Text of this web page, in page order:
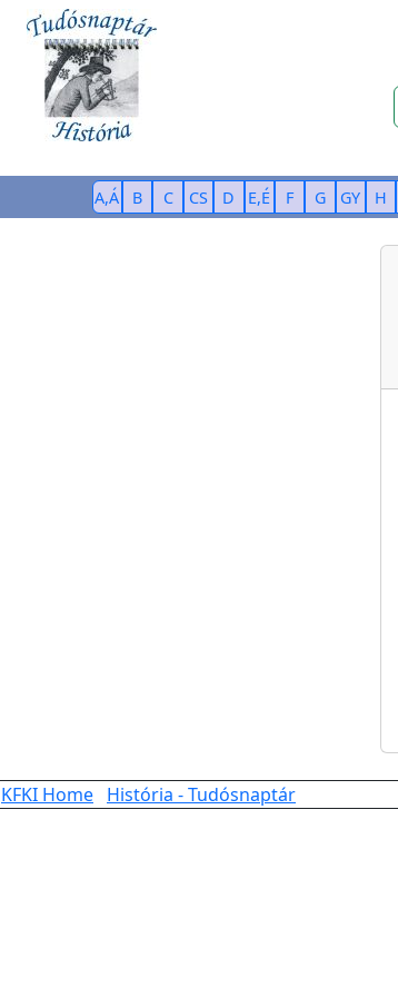
A,Á B C CS D E,É F G GY H
KFKI Home História - Tudósnaptár